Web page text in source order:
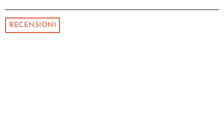
RECENSIONI